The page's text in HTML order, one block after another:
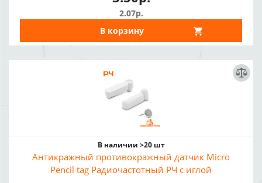
2.07р.
В корзину
В наличии >20 шт
Антикражный противокражный датчик Micro
Pencil tag Радиочастотный РЧ с иглой